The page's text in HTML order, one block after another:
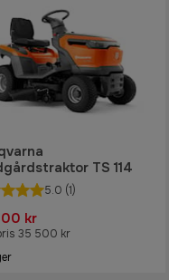
TS 114
5.0 (1)
kr
35 500 kr